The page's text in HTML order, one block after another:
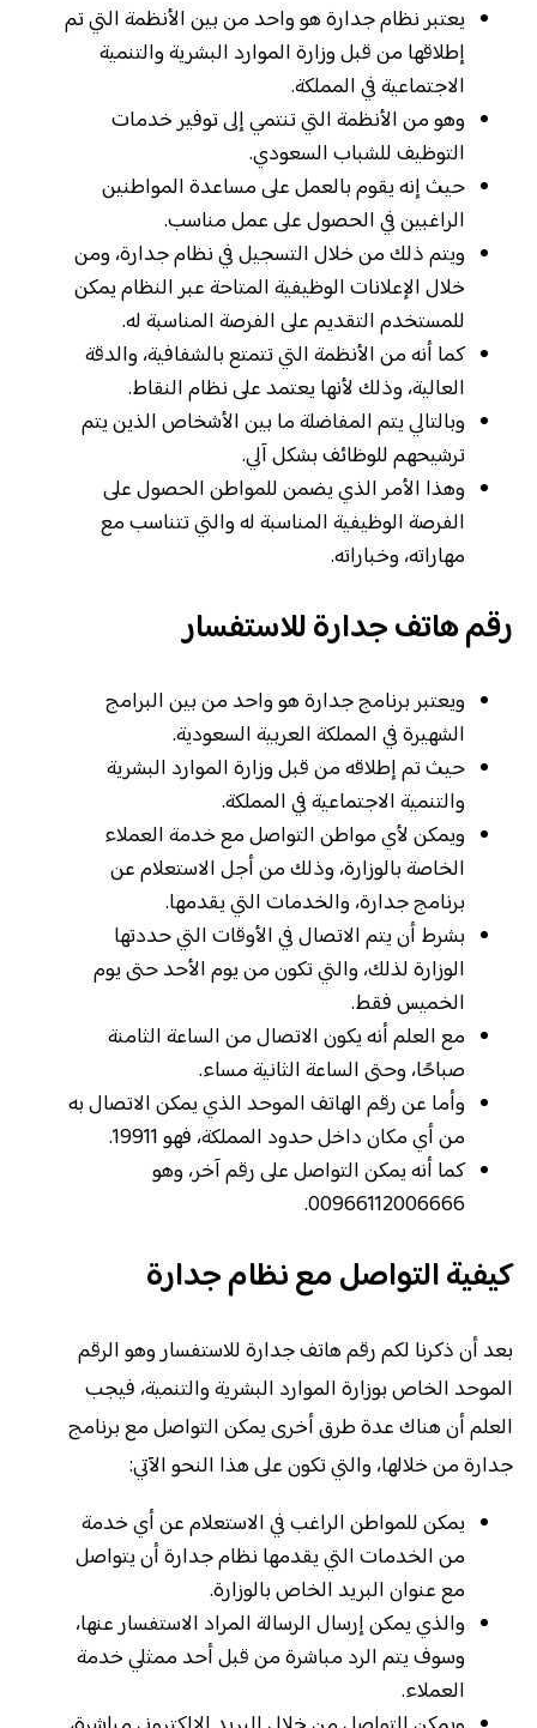
يعتبر نظام جدارة هو واحد من بين الأنظمة التي تم
إطلاقها من قبل وزارة الموارد البشرية والتنمية
الاجتماعية في المملكة.
وهو من الأنظمة التي تنتمي إلى توفير خدمات
التوظيف للشباب السعودي.
حيث إنه يقوم بالعمل على مساعدة المواطنين
الراغبين في الحصول على عمل مناسب.
ويتم ذلك من خلال التسجيل في نظام جدارة، ومن
خلال الإعلانات الوظيفية المتاحة عبر النظام يمكن
للمستخدم التقديم على الفرصة المناسبة له.
كما أنه من الأنظمة التي تتمتع بالشفافية، والدقة
العالية، وذلك لأنها يعتمد على نظام النقاط.
وبالتالي يتم المفاضلة ما بين الأشخاص الذين يتم
ترشيحهم للوظائف بشكل آلي.
وهذا الأمر الذي يضمن للمواطن الحصول على
الفرصة الوظيفية المناسبة له والتي تتناسب مع
مهاراته، وخباراته.
رقم هاتف جدارة للاستفسار
ويعتبر برنامج جدارة هو واحد من بين البرامج
الشهيرة في المملكة العربية السعودية.
حيث تم إطلاقه من قبل وزارة الموارد البشرية
والتنمية الاجتماعية في المملكة.
ويمكن لأي مواطن التواصل مع خدمة العملاء
الخاصة بالوزارة، وذلك من أجل الاستعلام عن
برنامج جدارة، والخدمات التي يقدمها.
بشرط أن يتم الاتصال في الأوقات التي حددتها
الوزارة لذلك، والتي تكون من يوم الأحد حتى يوم
الخميس فقط.
مع العلم أنه يكون الاتصال من الساعة الثامنة
صباحًا، وحتى الساعة الثانية مساء.
وأما عن رقم الهاتف الموحد الذي يمكن الاتصال به
من أي مكان داخل حدود المملكة، فهو 19911.
كما أنه يمكن التواصل على رقم آخر، وهو
00966112006666.
كيفية التواصل مع نظام جدارة
بعد أن ذكرنا لكم رقم هاتف جدارة للاستفسار وهو الرقم
الموحد الخاص بوزارة الموارد البشرية والتنمية، فيجب
العلم أن هناك عدة طرق أخرى يمكن التواصل مع برنامج
جدارة من خلالها، والتي تكون على هذا النحو الآتي:
يمكن للمواطن الراغب في الاستعلام عن أي خدمة
من الخدمات التي يقدمها نظام جدارة أن يتواصل
مع عنوان البريد الخاص بالوزارة.
والذي يمكن إرسال الرسالة المراد الاستفسار عنها،
وسوف يتم الرد مباشرة من قبل أحد ممثلي خدمة
العملاء.